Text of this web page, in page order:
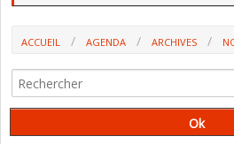
ACCUEIL AGENDA ARCHIVES